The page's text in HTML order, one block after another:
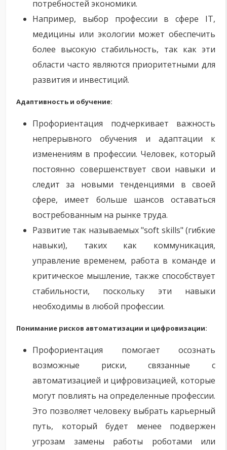
потребностей экономики.
Например, выбор профессии в сфере IT,
медицины или экологии может обеспечить
более высокую стабильность, так как эти
области часто являются приоритетными для
развития и инвестиций.
Адаптивность и обучение:
Профориентация подчеркивает важность
непрерывного обучения и адаптации к
изменениям в профессии. Человек, который
постоянно совершенствует свои навыки и
следит за новыми тенденциями в своей
сфере, имеет больше шансов оставаться
востребованным на рынке труда.
Развитие так называемых "soft skills" (гибкие
навыки), таких как коммуникация,
управление временем, работа в команде и
критическое мышление, также способствует
стабильности, поскольку эти навыки
необходимы в любой профессии.
Понимание рисков автоматизации и цифровизации:
Профориентация помогает осознать
возможные риски, связанные с
автоматизацией и цифровизацией, которые
могут повлиять на определенные профессии.
Это позволяет человеку выбрать карьерный
путь, который будет менее подвержен
угрозам замены работы роботами или